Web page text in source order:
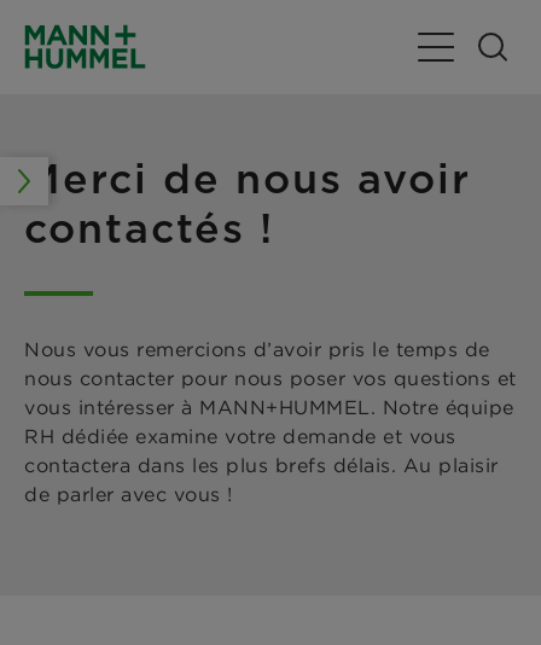
Basculer la
Merci de nous avoir
contactés !
Nous vous remercions d’avoir pris le temps de
nous contacter pour nous poser vos questions et
vous intéresser à MANN+HUMMEL. Notre équipe
RH dédiée examine votre demande et vous
contactera dans les plus brefs délais. Au plaisir
de parler avec vous !